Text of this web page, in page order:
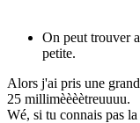
On peut trouver
petite.
Alors j'ai pris une
25 millimèèèètreuuuu.
Wé, si tu connais pas